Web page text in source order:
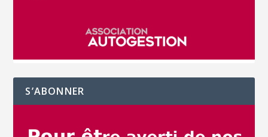
S’ABONNER